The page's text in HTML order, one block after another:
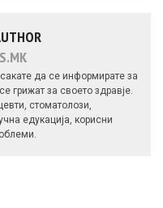
да се информирате за
грижат за своето здравје.
стоматолози,
едукација, корисни